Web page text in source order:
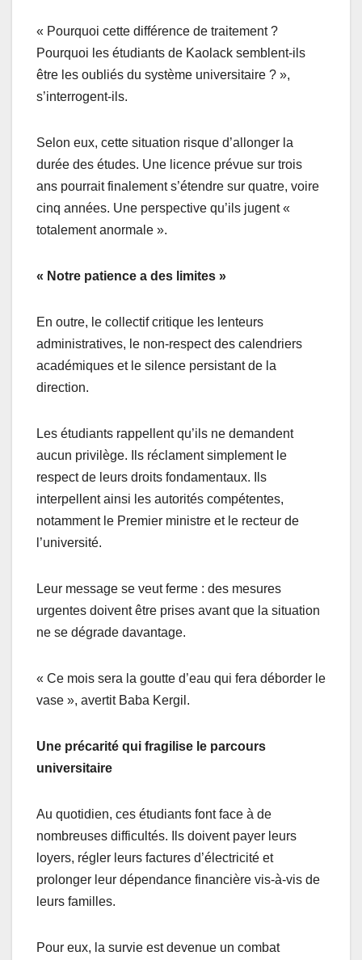
« Pourquoi cette différence de traitement ?
Pourquoi les étudiants de Kaolack semblent-ils
être les oubliés du système universitaire ? »,
s’interrogent-ils.
Selon eux, cette situation risque d’allonger la
durée des études. Une licence prévue sur trois
ans pourrait finalement s’étendre sur quatre, voire
cinq années. Une perspective qu’ils jugent «
totalement anormale ».
« Notre patience a des limites »
En outre, le collectif critique les lenteurs
administratives, le non-respect des calendriers
académiques et le silence persistant de la
direction.
Les étudiants rappellent qu’ils ne demandent
aucun privilège. Ils réclament simplement le
respect de leurs droits fondamentaux. Ils
interpellent ainsi les autorités compétentes,
notamment le Premier ministre et le recteur de
l’université.
Leur message se veut ferme : des mesures
urgentes doivent être prises avant que la situation
ne se dégrade davantage.
« Ce mois sera la goutte d’eau qui fera déborder le
vase », avertit Baba Kergil.
Une précarité qui fragilise le parcours
universitaire
Au quotidien, ces étudiants font face à de
nombreuses difficultés. Ils doivent payer leurs
loyers, régler leurs factures d’électricité et
prolonger leur dépendance financière vis-à-vis de
leurs familles.
Pour eux, la survie est devenue un combat